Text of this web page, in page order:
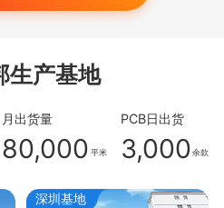
生产基地
月出货量
80,000 平米
PCB日出货
3,000 余款
深圳基地